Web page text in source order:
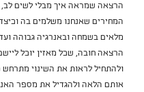
הרצאה שמראה איך מבלי לשים
המחירים שאנחנו משלמים בה
מלאים בשמחה ובאנרגיה גבוהה
הרצאה חובה, שכל מאזין יוכל
ולהתחיל לראות את השינוי מתרחש
אותם הלאה ולהגדיל את מספר